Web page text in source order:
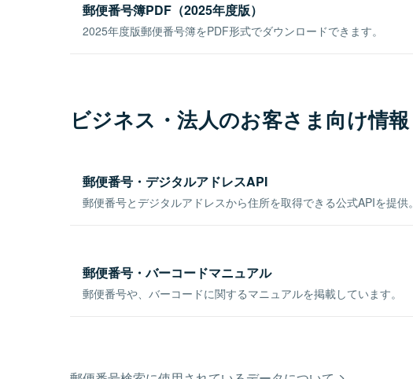
郵便番号簿PDF（2025年度版）
2025年度版郵便番号簿をPDF形式でダウンロードできます。
ビジネス・法人のお客さま向け情報
郵便番号・デジタルアドレスAPI
郵便番号とデジタルアドレスから住所を取得できる公式APIを提供。
郵便番号・バーコードマニュアル
郵便番号や、バーコードに関するマニュアルを掲載しています。